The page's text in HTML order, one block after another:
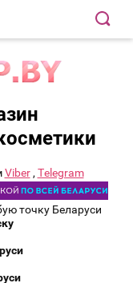
Viber, Telegram
точку Беларуси